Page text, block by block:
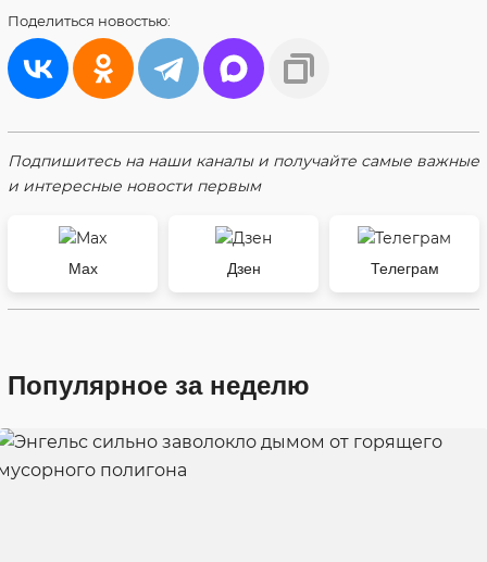
Поделиться новостью:
Подпишитесь на наши каналы и получайте самые важные
и интересные новости первым
Max Дзен Телеграм
Популярное за неделю